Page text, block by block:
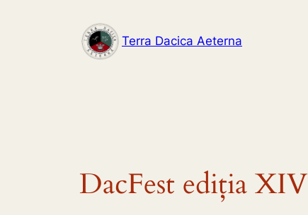
Terra Dacica Aeterna
DacFest ediția XIV